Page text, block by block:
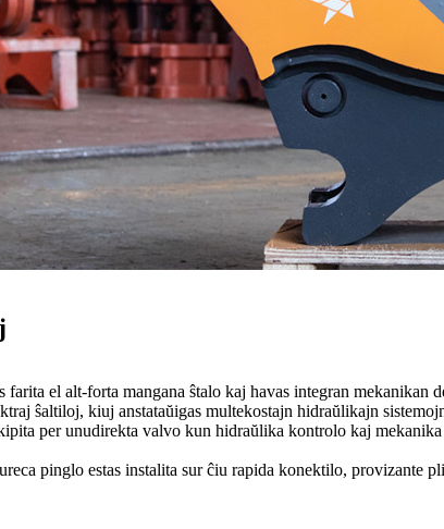
farita el alt-forta mangana ŝtalo kaj havas integran
ŝaltiloj, kiuj anstataŭigas multekostajn hidraŭlikajn
per unudirekta valvo kun hidraŭlika kontrolo kaj
pinglo estas instalita sur ĉiu rapida konektilo,